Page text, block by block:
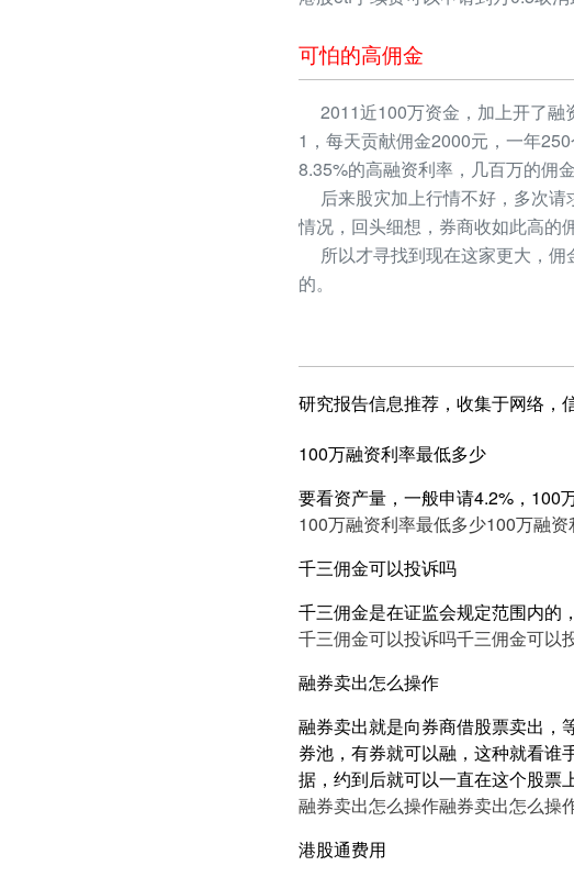
可怕的高佣金
2011近100万资金，加上开了融
1，每天贡献佣金2000元，一年
8.35%的高融资利率，几百万的佣
后来股灾加上行情不好，多次请
情况，回头细想，券商收如此高的
所以才寻找到现在这家更大，佣
的。
研究报告信息推荐，收集于网络，
100万融资利率最低多少
要看资产量，一般申请4.2%，100
100万融资利率最低多少100万融
千三佣金可以投诉吗
千三佣金是在证监会规定范围内的
千三佣金可以投诉吗千三佣金可以
融券卖出怎么操作
融券卖出就是向券商借股票卖出，
券池，有券就可以融，这种就看谁
据，约到后就可以一直在这个股票
融券卖出怎么操作融券卖出怎么操
港股通费用